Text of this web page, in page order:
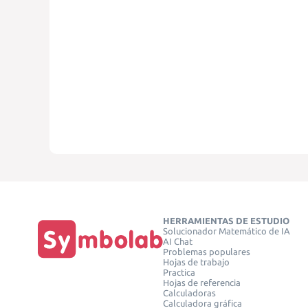
HERRAMIENTAS DE ESTUDIO
Solucionador Matemático de IA
AI Chat
Problemas populares
Hojas de trabajo
Practica
Hojas de referencia
Calculadoras
Calculadora gráfica